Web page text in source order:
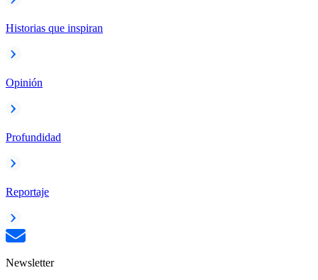
Historias que inspiran
Opinión
Profundidad
Reportaje
Newsletter